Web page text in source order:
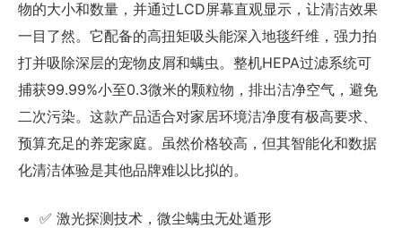
物的大小和数量，并通过LCD屏幕直观显示，让清洁效果
一目了然。它配备的高扭矩吸头能深入地毯纤维，强力拍
打并吸除深层的宠物皮屑和螨虫。整机HEPA过滤系统可
捕获99.99%小至0.3微米的颗粒物，排出洁净空气，避免
二次污染。这款产品适合对家居环境洁净度有极高要求、
预算充足的养宠家庭。虽然价格较高，但其智能化和数据
化清洁体验是其他品牌难以比拟的。
✅ 激光探测技术，微尘螨虫无处遁形